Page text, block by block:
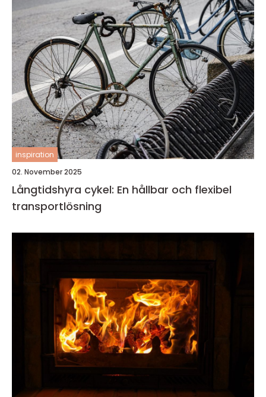
inspiration
02. November 2025
Långtidshyra cykel: En hållbar och flexibel
transportlösning